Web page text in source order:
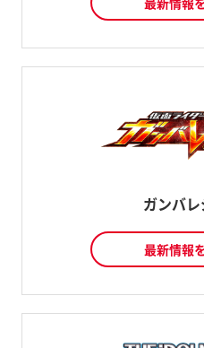
ガンバ
最新情報